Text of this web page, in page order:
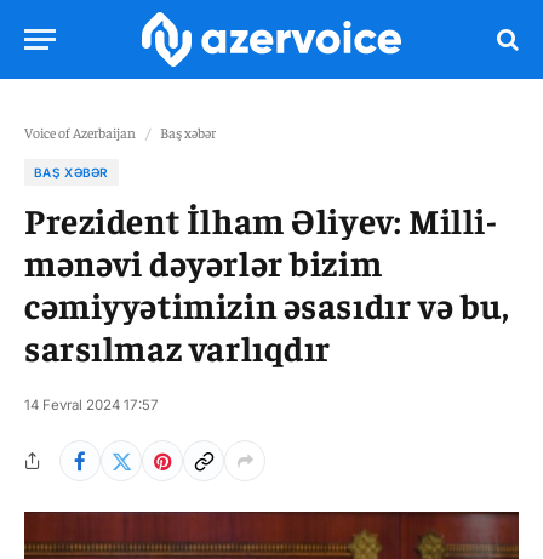
Voice of Azerbaijan / Baş xəbər
BAŞ XƏBƏR
Prezident İlham Əliyev: Milli-
mənəvi dəyərlər bizim
cəmiyyətimizin əsasıdır və bu,
sarsılmaz varlıqdır
14 Fevral 2024 17:57